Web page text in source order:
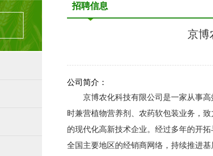
招聘信息
京博
公司简介：
京博农化科技有限公司是一家从事
时兼营植物营养剂、农药软包装业务，
的现代化高新技术企业。经过多年的开
全国主要地区的经销商网络，持续推进